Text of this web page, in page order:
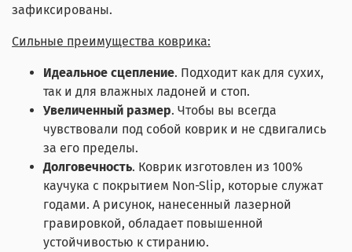
зафиксированы.
Сильные преимущества коврика:
Идеальное сцепление. Подходит как для сухих,
так и для влажных ладоней и стоп.
Увеличенный размер. Чтобы вы всегда
чувствовали под собой коврик и не сдвигались
за его пределы.
Долговечность. Коврик изготовлен из 100%
каучука с покрытием Non-Slip, которые служат
годами. А рисунок, нанесенный лазерной
гравировкой, обладает повышенной
устойчивостью к стиранию.